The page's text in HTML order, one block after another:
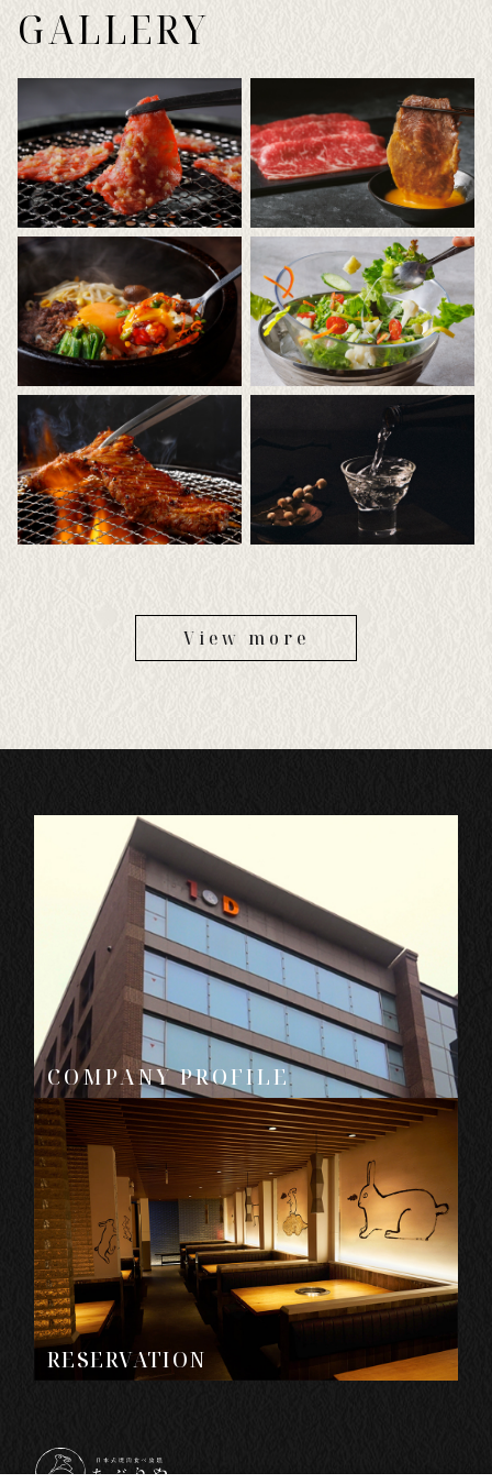
GALLERY
View more
COMPANY PROFILE
RESERVATION